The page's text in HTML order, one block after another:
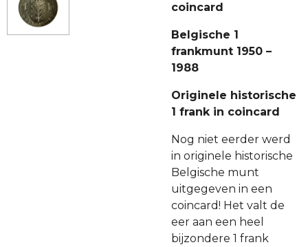
coincard
Belgische 1
frankmunt 1950 –
1988
Originele historische
1 frank in coincard
Nog niet eerder werd
in originele historische
Belgische munt
uitgegeven in een
coincard! Het valt de
eer aan een heel
bijzondere 1 frank